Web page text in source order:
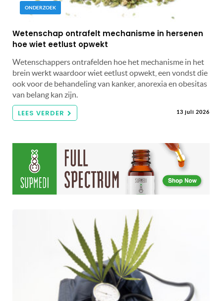
ONDERZOEK
Wetenschap ontrafelt mechanisme in hersenen
hoe wiet eetlust opwekt
Wetenschappers ontrafelden hoe het mechanisme in het
brein werkt waardoor wiet eetlust opwekt, een vondst die
ook voor de behandeling van kanker, anorexia en obesitas
van belang kan zijn.
LEES VERDER 13 juli 2026